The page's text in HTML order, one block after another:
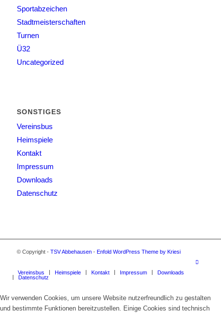
Sportabzeichen
Stadtmeisterschaften
Turnen
Ü32
Uncategorized
SONSTIGES
Vereinsbus
Heimspiele
Kontakt
Impressum
Downloads
Datenschutz
© Copyright - TSV Abbehausen- Enfold WordPress Theme by Kriesi
Vereinsbus Heimspiele Kontakt Impressum
Downloads
Datenschutz
Wir verwenden Cookies, um unsere Website nutzerfreundlich zu gestalten
und bestimmte Funktionen bereitzustellen. Einige Cookies sind technisch